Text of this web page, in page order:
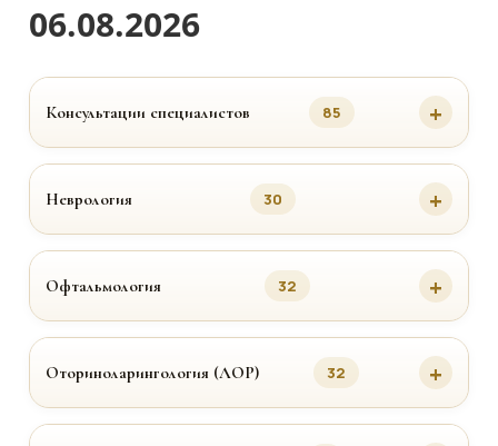
06.08.2026
Консультации специалистов 85
Неврология 30
Офтальмология 32
Оториноларингология (ЛОР) 32